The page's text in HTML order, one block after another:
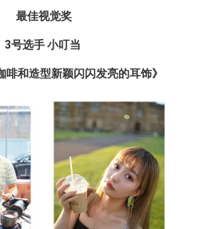
最佳视觉奖
3号选手 小叮当
啡和造型新颖闪闪发亮的耳饰》